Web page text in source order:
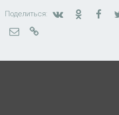
Поделиться: Вконтакте
Электронная почта